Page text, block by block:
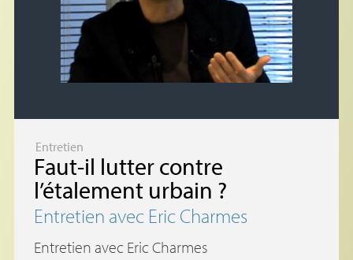
Entretien
Faut-il lutter contre
l’étalement urbain ?
Entretien avec Eric Charmes
Entretien avec Eric Charmes